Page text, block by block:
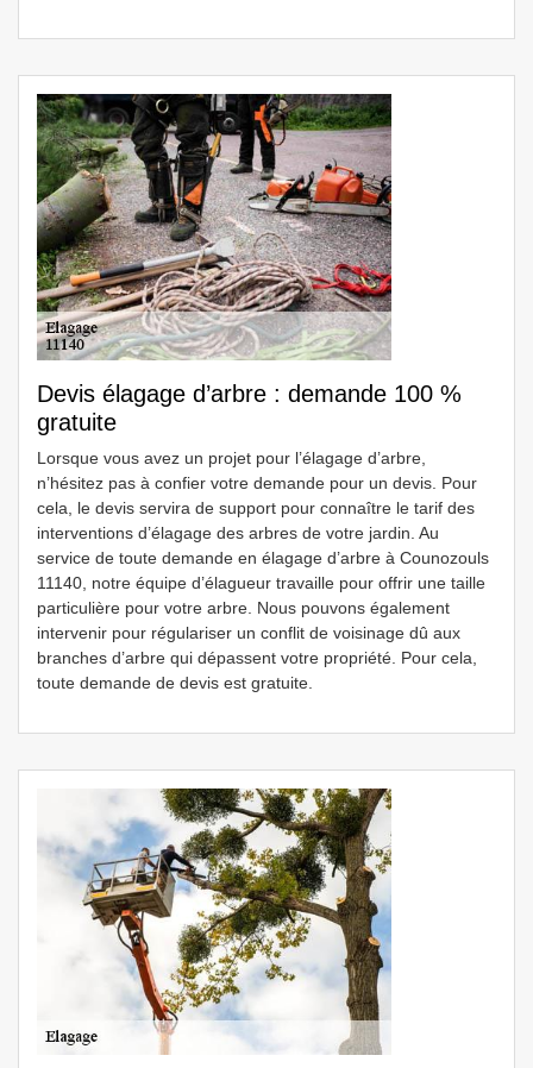
Devis élagage d’arbre : demande 100 %
gratuite
Lorsque vous avez un projet pour l’élagage d’arbre,
n’hésitez pas à confier votre demande pour un devis. Pour
cela, le devis servira de support pour connaître le tarif des
interventions d’élagage des arbres de votre jardin. Au
service de toute demande en élagage d’arbre à Counozouls
11140, notre équipe d’élagueur travaille pour offrir une taille
particulière pour votre arbre. Nous pouvons également
intervenir pour régulariser un conflit de voisinage dû aux
branches d’arbre qui dépassent votre propriété. Pour cela,
toute demande de devis est gratuite.